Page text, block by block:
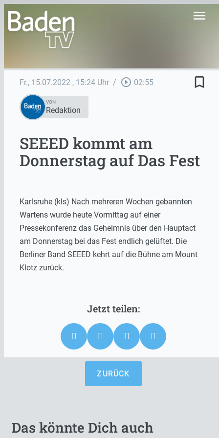
menu
Fr., 15.07.2022 , 15:24 Uhr / play_circle_outline 02:55 bookmark_border
VON
Redaktion
SEEED kommt am
Donnerstag auf Das Fest
Karlsruhe (kls) Nach mehreren Wochen gebannten
Wartens wurde heute Vormittag auf einer
Pressekonferenz das Geheimnis über den Hauptact
am Donnerstag bei das Fest endlich gelüftet. Die
Berliner Band SEEED kehrt auf die Bühne am Mount
Klotz zurück.
ZURÜCK
Das könnte Dich auch